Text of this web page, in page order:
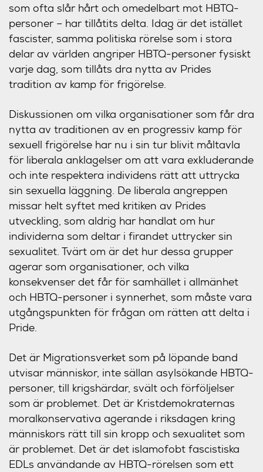
som ofta slår hårt och omedelbart mot HBTQ-
personer – har tillåtits delta. Idag är det istället
fascister, samma politiska rörelse som i stora
delar av världen angriper HBTQ-personer fysiskt
varje dag, som tillåts dra nytta av Prides
tradition av kamp för frigörelse.
Diskussionen om vilka organisationer som får dra
nytta av traditionen av en progressiv kamp för
sexuell frigörelse har nu i sin tur blivit måltavla
för liberala anklagelser om att vara exkluderande
och inte respektera individens rätt att uttrycka
sin sexuella läggning. De liberala angreppen
missar helt syftet med kritiken av Prides
utveckling, som aldrig har handlat om hur
individerna som deltar i firandet uttrycker sin
sexualitet. Tvärt om är det hur dessa grupper
agerar som organisationer, och vilka
konsekvenser det får för samhället i allmänhet
och HBTQ-personer i synnerhet, som måste vara
utgångspunkten för frågan om rätten att delta i
Pride.
Det är Migrationsverket som på löpande band
utvisar människor, inte sällan asylsökande HBTQ-
personer, till krigshärdar, svält och förföljelser
som är problemet. Det är Kristdemokraternas
moralkonservativa agerande i riksdagen kring
människors rätt till sin kropp och sexualitet som
är problemet. Det är det islamofobt fascistiska
EDLs användande av HBTQ-rörelsen som ett